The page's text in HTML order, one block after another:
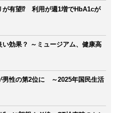
が有望⁉ 利用が週1増でHbA1cが
い効果？ ～ミュージアム、健康高
男性の第2位に ～2025年国民生活